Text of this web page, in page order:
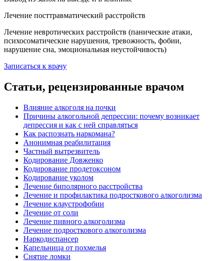
Лечение посттравматический расстройств
Лечение невротических расстройств (панические атаки,
психосоматические нарушения, тревожность, фобии,
нарушение сна, эмоциональная неустойчивость)
Записаться к врачу
Статьи, рецензированные врачом
Влияние алкоголя на почки
Причины алкогольной депрессии: почему возникает
депрессия и как с ней справляться
Как распознать наркомана?
Анонимная реабилитация
Частный вытрезвитель
Кодирование Довженко
Кодирование продетоксоном
Кодирование уколом
Лечение биполярного расстройства
Лечение и профилактика подросткового алкоголизма
Лечение клаустрофобии
Лечение от соли
Лечение пивного алкоголизма
Лечение подросткового алкоголизма
Наркодиспансер
Капельница от похмелья
Снятие ломки